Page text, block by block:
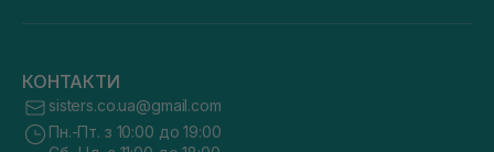
КОНТАКТИ
sisters.co.ua@gmail.com
Пн.-Пт. з 10:00 до 19:00